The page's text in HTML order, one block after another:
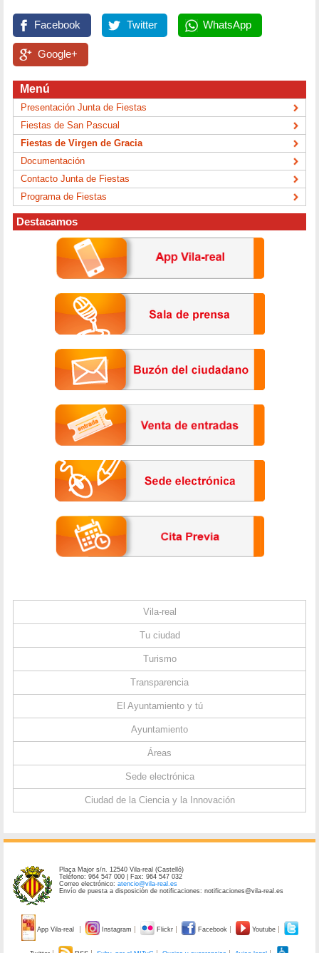
Facebook Twitter WhatsApp
Google+
Menú
Presentación Junta de Fiestas
Fiestas de San Pascual
Fiestas de Virgen de Gracia
Documentación
Contacto Junta de Fiestas
Programa de Fiestas
Destacamos
Vila-real
Tu ciudad
Turismo
Transparencia
El Ayuntamiento y tú
Ayuntamiento
Áreas
Sede electrónica
Ciudad de la Ciencia y la Innovación
Plaça Major s/n. 12540 Vila-real (Castelló)
Teléfono: 964 547 000 | Fax: 964 547 032
Correo electrónico:atencio@vila-real.es
Envío de puesta a disposición de notificaciones: notificaciones@vila-real.es
App Vila-real Instagram Flickr Facebook Youtube